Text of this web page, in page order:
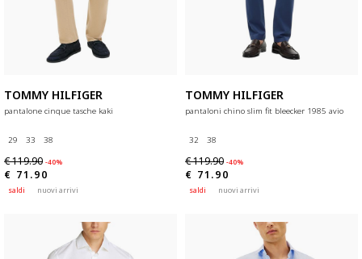
TOMMY HILFIGER
pantalone cinque tasche kaki
29 33 38
€ 119.90 -40%
€ 71.90
saldi nuovi arrivi
TOMMY HILFIGER
pantaloni chino slim fit bleecker 1985 avio
32 38
€ 119.90 -40%
€ 71.90
saldi nuovi arrivi